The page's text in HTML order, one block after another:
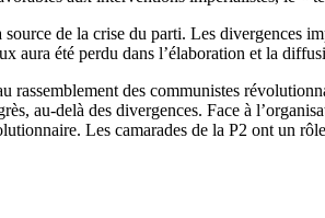
de la crise du parti. Les divergences
aura été perdu dans l’élaboration et la
des communistes
au-delà des divergences. Face à
Les camarades de la P2 ont un